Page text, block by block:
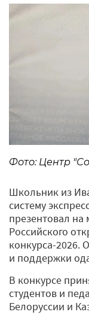
Фото: Центр
Школьник из
систему
презентовал
Российского
конкурса-2026.
и поддержки
В конкурсе
студентов и
Белоруссии и